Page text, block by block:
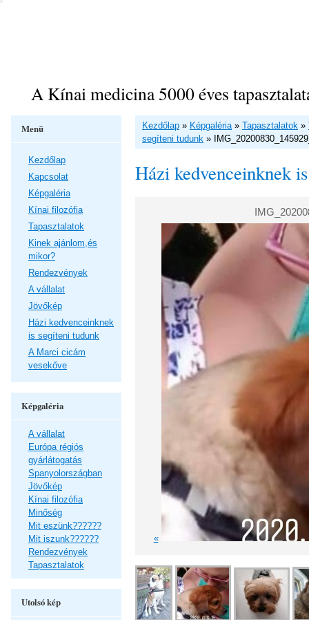
A Kínai medicina 5000 éves
Kezdőlap » Képgaléria» Tapasztalatok »
segíteni tudunk »
Házi kedvenceinknek
«
Menü
Kezdőlap
Kapcsolat
Képgaléria
Kínai filozófia
Tapasztalatok
Kinek ajánlom,és
mikor?
Rendezvények
A vállalat
Jövőkép
Házi kedvenceinknek
is segíteni tudunk
A Marci cicám
vesekőve
Képgaléria
A vállalat
Európa régiós
gyárlátogatás
Spanyolországban
Jövőkép
Kínai filozófia
Minőség
Mit eszünk??????
Mit iszunk??????
Rendezvények
Tapasztalatok
Utolsó kép